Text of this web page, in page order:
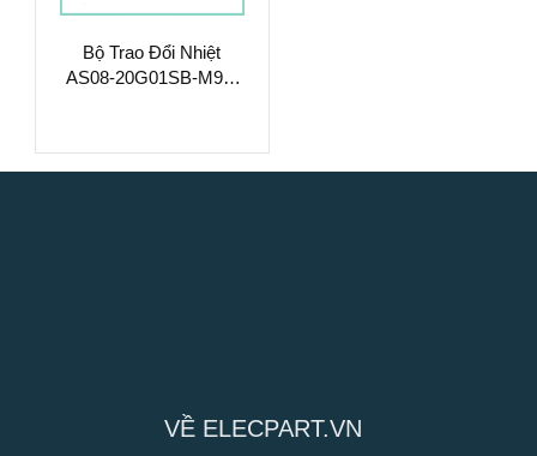
Bộ Trao Đổi Nhiệt
AS08-20G01SB-M9 –
VỀ ELECPART.VN